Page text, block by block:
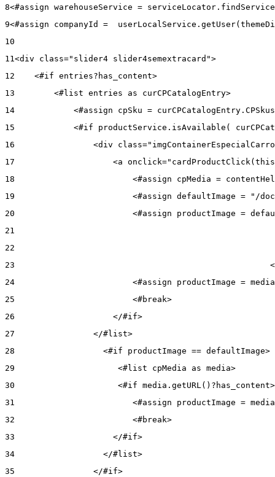
8<#assign warehouseService =
9<#assign companyId =
10
11 <div class="slider4 slider4semextracard">
12
    <#if entries?has_content>
13
        <#list entries as curCPCatalogEntry>
14
<#assign cpSku =
15
<#if productService.isAvailable(
16
<div
17
<a
18
<#assign cpMedia =
19
<#assign defaultImage = "/
20
<#assign productImage =
21
22
23
24
<#assign productImage =
25
                        <#break>
26
                    </#if>
27
                </#list>
28
                  <#if productImage == defaultImage>
29
                     <#list cpMedia as media>
30
<#if
31
<#assign productImage =
32
                        <#break>
33
                    </#if>
34
                  </#list>
35
                </#if>